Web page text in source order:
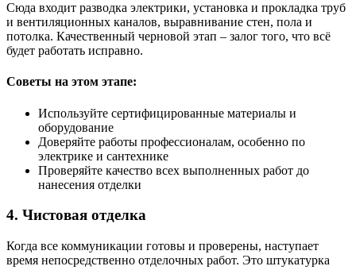
Сюда входит разводка электрики, установка и прокладка труб
и вентиляционных каналов, выравнивание стен, пола и
потолка. Качественный черновой этап – залог того, что всё
будет работать исправно.
Советы на этом этапе:
Используйте сертифицированные материалы и
оборудование
Доверяйте работы профессионалам, особенно по
электрике и сантехнике
Проверяйте качество всех выполненных работ до
нанесения отделки
4. Чистовая отделка
Когда все коммуникации готовы и проверены, наступает
время непосредственно отделочных работ. Это штукатурка